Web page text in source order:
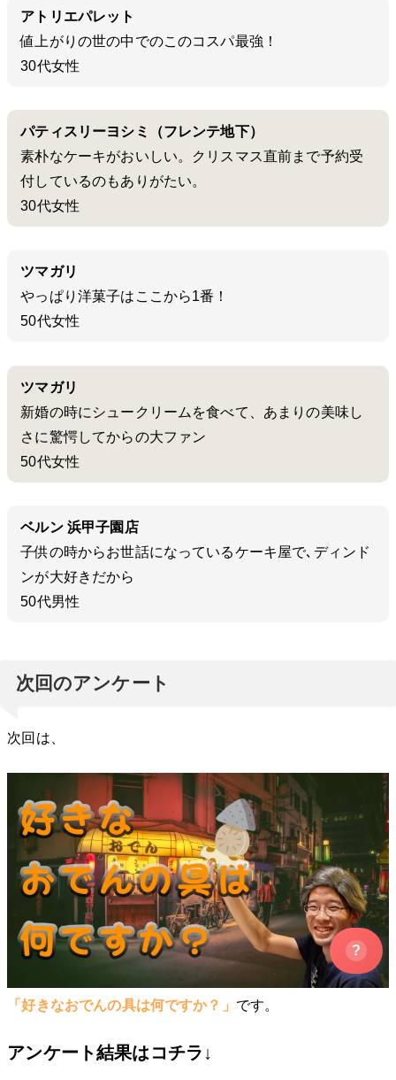
アトリエパレット
値上がりの世の中でのこのコスパ最強！
30代女性
パティスリーヨシミ（フレンテ地下）
素朴なケーキがおいしい。クリスマス直前まで予約受
付しているのもありがたい。
30代女性
ツマガリ
やっぱり洋菓子はここから1番！
50代女性
ツマガリ
新婚の時にシュークリームを食べて、あまりの美味し
さに驚愕してからの大ファン
50代女性
ベルン 浜甲子園店
子供の時からお世話になっているケーキ屋で､ディンド
ンが大好きだから
50代男性
次回のアンケート
次回は、
「好きなおでんの具は何ですか？」 です。
アンケート結果はコチラ↓
?